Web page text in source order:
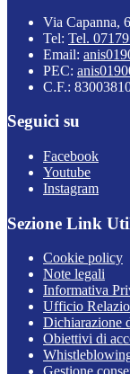
Via Capanna,
Tel: Tel.
Email:
PEC:
C.F.:
Seguici su
Facebook
Youtube
Instagram
Sezione Link
Cookie policy
Note legali
Informativa
Ufficio
Dichiarazione
Obiettivi di